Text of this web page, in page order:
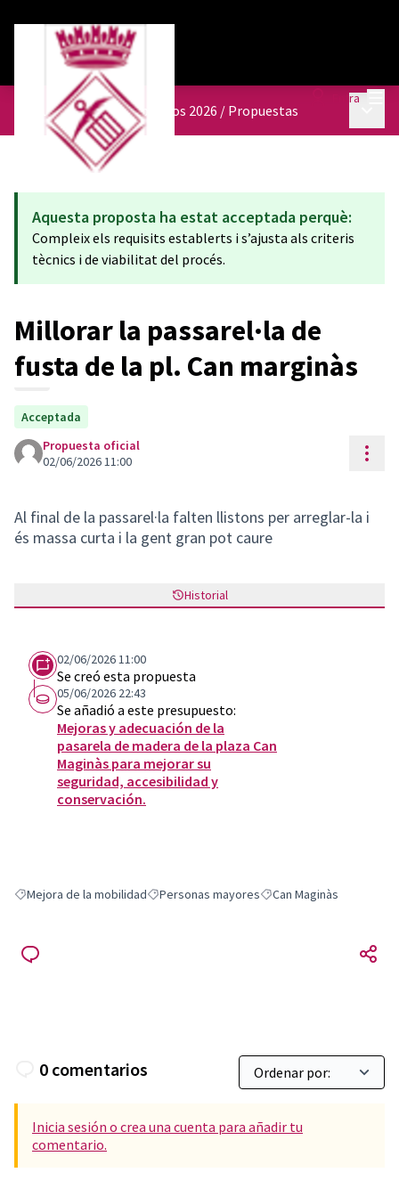
Entra
Presupuestos participativos 2026 / Propuestas
Aquesta proposta ha estat acceptada perquè:
Compleix els requisits establerts i s’ajusta als criteris
tècnics i de viabilitat del procés.
Millorar la passarel·la de
fusta de la pl. Can marginàs
Acceptada
Propuesta oficial
02/06/2026 11:00
Al final de la passarel·la falten llistons per arreglar-la i
és massa curta i la gent gran pot caure
Historial
02/06/2026 11:00
Se creó esta propuesta
05/06/2026 22:43
Se añadió a este presupuesto:
Mejoras y adecuación de la
pasarela de madera de la plaza Can
Maginàs para mejorar su
seguridad, accesibilidad y
conservación.
Resultados al filtrar por: Mejora de la mobilidad
Mejora de la mobilidadResultados al filtrar por: Personas mayores
Personas mayoresResultados al filtrar por:
Can Maginàs
0 comentarios
Inicia sesión o crea una cuenta para añadir tu
comentario.